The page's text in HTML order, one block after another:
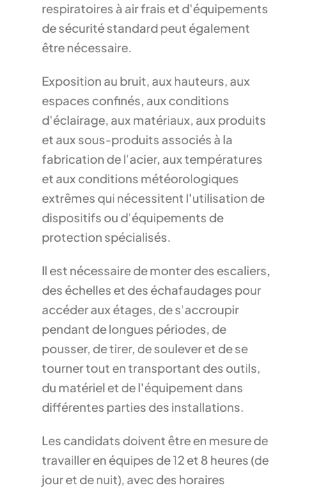
respiratoires à air frais et d'équipements
de sécurité standard peut également
être nécessaire.
Exposition au bruit, aux hauteurs, aux
espaces confinés, aux conditions
d'éclairage, aux matériaux, aux produits
et aux sous-produits associés à la
fabrication de l'acier, aux températures
et aux conditions météorologiques
extrêmes qui nécessitent l'utilisation de
dispositifs ou d'équipements de
protection spécialisés.
Il est nécessaire de monter des escaliers,
des échelles et des échafaudages pour
accéder aux étages, de s'accroupir
pendant de longues périodes, de
pousser, de tirer, de soulever et de se
tourner tout en transportant des outils,
du matériel et de l'équipement dans
différentes parties des installations.
Les candidats doivent être en mesure de
travailler en équipes de 12 et 8 heures (de
jour et de nuit), avec des horaires